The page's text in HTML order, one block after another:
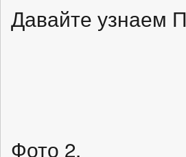
Давайте узнаем
Фото 2.